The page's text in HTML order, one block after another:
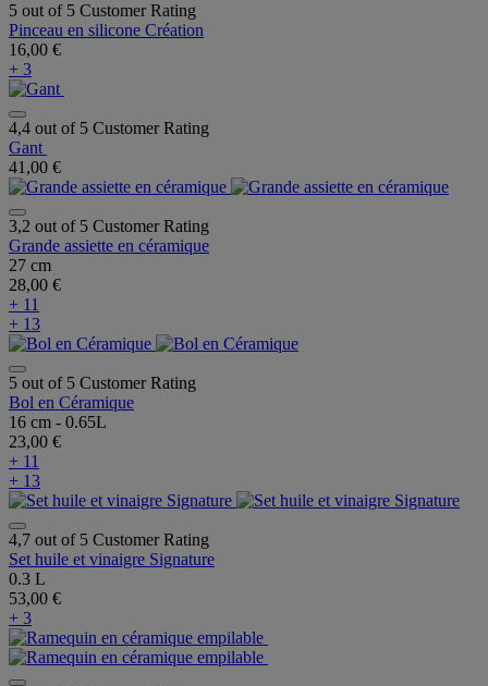
5 out of 5 Customer Rating
Pinceau en silicone Création
16,00 €
+ 3
4,4 out of 5 Customer Rating
Gant
41,00 €
3,2 out of 5 Customer Rating
Grande assiette en céramique
27 cm
28,00 €
+ 11
+ 13
5 out of 5 Customer Rating
Bol en Céramique
16 cm - 0.65L
23,00 €
+ 11
+ 13
4,7 out of 5 Customer Rating
Set huile et vinaigre Signature
0.3 L
53,00 €
+ 3